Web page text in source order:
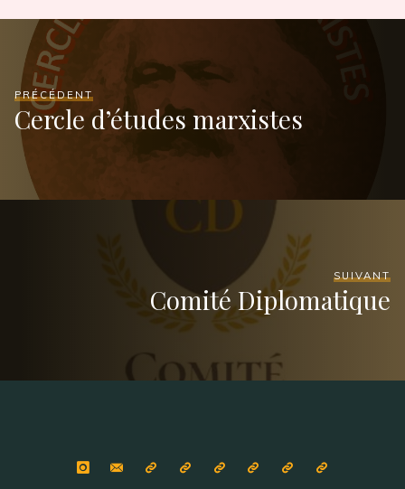
PRÉCÉDENT
Cercle d’études marxistes
SUIVANT
Comité Diplomatique